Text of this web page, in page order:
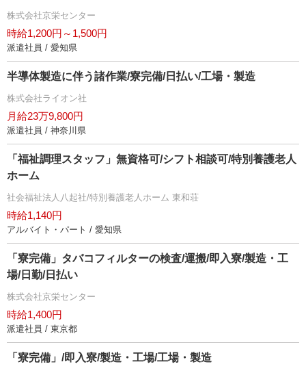
株式会社京栄センター
時給1,200円～1,500円
派遣社員 / 愛知県
半導体製造に伴う諸作業/寮完備/日払い/工場・製造
株式会社ライオン社
月給23万9,800円
派遣社員 / 神奈川県
「福祉調理スタッフ」無資格可/シフト相談可/特別養護老人
ホーム
社会福祉法人八起社/特別養護老人ホーム 東和荘
時給1,140円
アルバイト・パート / 愛知県
「寮完備」タバコフィルターの検査/運搬/即入寮/製造・工
場/日勤/日払い
株式会社京栄センター
時給1,400円
派遣社員 / 東京都
「寮完備」/即入寮/製造・工場/工場・製造